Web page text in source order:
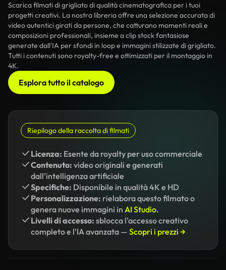
Scarica filmati di grigliato di qualità cinematografica per i tuoi
progetti creativi. La nostra libreria offre una selezione accurata di
video autentici girati da persone, che catturano momenti reali e
composizioni professionali, insieme a clip stock fantasiose
generate dall'IA per sfondi in loop e immagini stilizzate di grigliato.
Tutti i contenuti sono royalty-free e ottimizzati per il montaggio in
4K.
Esplora tutto il catalogo
Riepilogo della raccolta di filmati
Licenza: Esente da royalty per uso commerciale
Contenuto: video originali e generati
dall'intelligenza artificiale
Specifiche: Disponibile in qualità 4K e HD
Personalizzazione: rielabora questo filmato o
genera nuove immagini in AI Studio.
Livelli di accesso: sblocca l'accesso creativo
completo e l'IA avanzata — Scopri i prezzi →